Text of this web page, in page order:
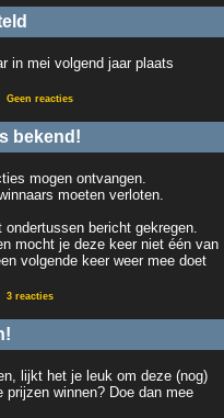
in mei volgend jaar plaats
Geen reacties
bekend!
mogen ontvangen.
moeten verloten.
ondertussen bericht gekregen.
mocht je deze keer niet één van
volgende keer weer mee doet
3 reacties
lijkt het je leuk om deze (nog)
winnen? Doe dan mee